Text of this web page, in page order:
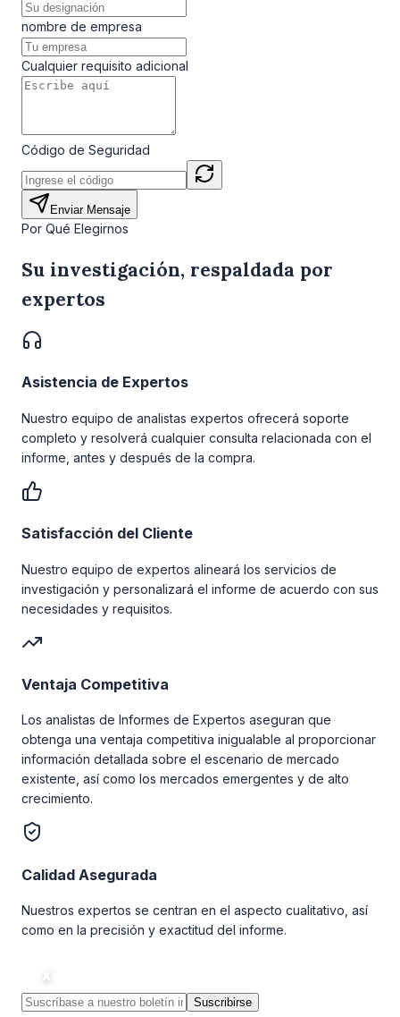
nombre de empresa
Cualquier requisito adicional
Código de Seguridad
Enviar Mensaje
Por Qué Elegirnos
Su investigación, respaldada por
expertos
Asistencia de Expertos
Nuestro equipo de analistas expertos ofrecerá soporte
completo y resolverá cualquier consulta relacionada con el
informe, antes y después de la compra.
Satisfacción del Cliente
Nuestro equipo de expertos alineará los servicios de
investigación y personalizará el informe de acuerdo con sus
necesidades y requisitos.
Ventaja Competitiva
Los analistas de Informes de Expertos aseguran que
obtenga una ventaja competitiva inigualable al proporcionar
información detallada sobre el escenario de mercado
existente, así como los mercados emergentes y de alto
crecimiento.
Calidad Asegurada
Nuestros expertos se centran en el aspecto cualitativo, así
como en la precisión y exactitud del informe.
Suscribirse